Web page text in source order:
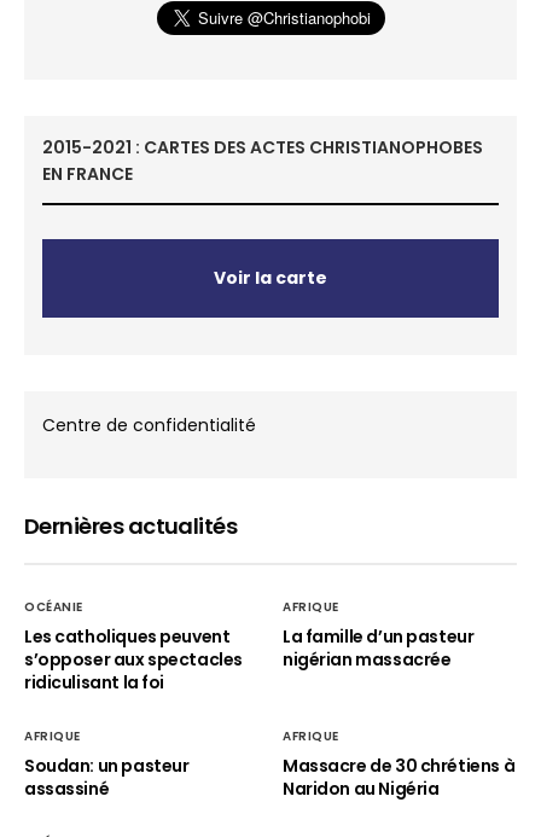
2015-2021 : CARTES DES ACTES CHRISTIANOPHOBES
EN FRANCE
Voir la carte
Centre de confidentialité
Dernières actualités
OCÉANIE
Les catholiques peuvent
s’opposer aux spectacles
ridiculisant la foi
AFRIQUE
La famille d’un pasteur
nigérian massacrée
AFRIQUE
Soudan: un pasteur
assassiné
AFRIQUE
Massacre de 30 chrétiens à
Naridon au Nigéria